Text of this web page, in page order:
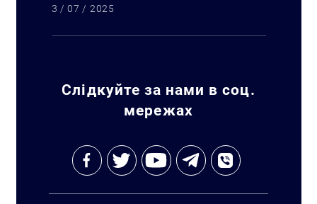
3 / 07 / 2025
Слідкуйте за нами в соц.
мережах